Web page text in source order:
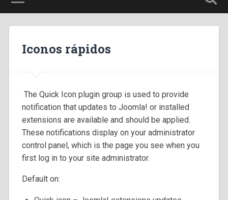
Iconos rápidos
The Quick Icon plugin group is used to provide
notification that updates to Joomla! or installed
extensions are available and should be applied.
These notifications display on your administrator
control panel, which is the page you see when you
first log in to your site administrator.
Default on: